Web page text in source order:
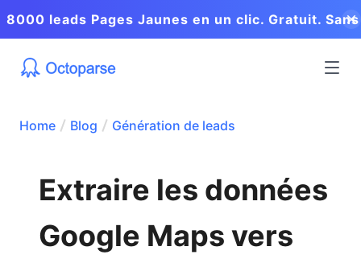
8000 leads Pages Jaunes en un clic. Gratuit. Sans
Home Blog Génération de leads
Extraire les données
Google Maps vers